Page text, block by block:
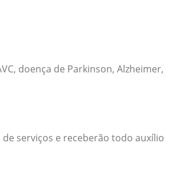
doença de Parkinson, Alzheimer,
serviços e receberão todo auxílio